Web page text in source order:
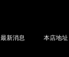
最新消息 本店地址